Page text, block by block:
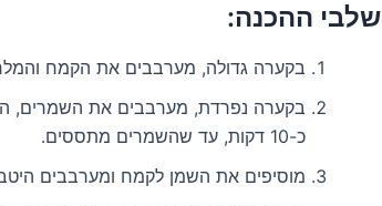
שלבי ההכנה:
בקערה גדולה, מערבבים את הקמח
בקערה נפרדת, מערבבים את השמרים,
כ-10 דקות, עד שהשמרים מתססים.
מוסיפים את השמן לקמח ומערבבים